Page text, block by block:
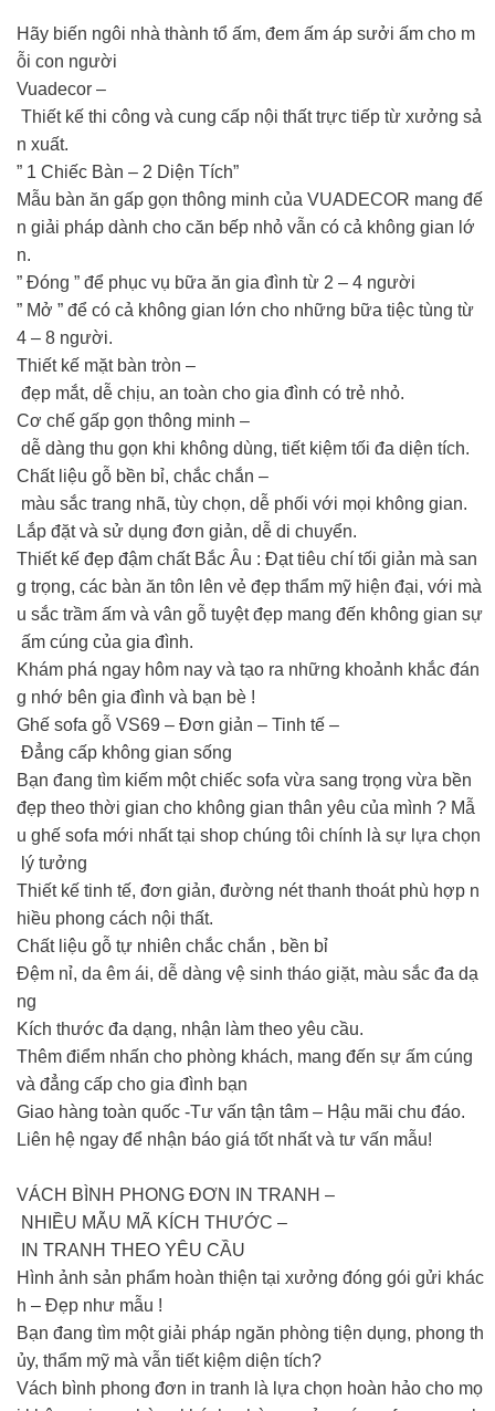
Hãy biến ngôi nhà thành tổ ấm, đem ấm áp sưởi ấm cho m
ỗi con người
Vuadecor –
Thiết kế thi công và cung cấp nội thất trực tiếp từ xưởng sả
n xuất.
️” 1 Chiếc Bàn – 2 Diện Tích”️
Mẫu bàn ăn gấp gọn thông minh của VUADECOR mang đế
n giải pháp dành cho căn bếp nhỏ vẫn có cả không gian lớ
n.
️” Đóng ” để phục vụ bữa ăn gia đình từ 2 – 4 người
️” Mở ” để có cả không gian lớn cho những bữa tiệc tùng từ
4 – 8 người.
Thiết kế mặt bàn tròn –
đẹp mắt, dễ chịu, an toàn cho gia đình có trẻ nhỏ.
Cơ chế gấp gọn thông minh –
dễ dàng thu gọn khi không dùng, tiết kiệm tối đa diện tích.
Chất liệu gỗ bền bỉ, chắc chắn –
màu sắc trang nhã, tùy chọn, dễ phối với mọi không gian.
Lắp đặt và sử dụng đơn giản, dễ di chuyển.
Thiết kế đẹp đậm chất Bắc Âu : Đạt tiêu chí tối giản mà san
g trọng, các bàn ăn tôn lên vẻ đẹp thẩm mỹ hiện đại, với mà
u sắc trầm ấm và vân gỗ tuyệt đẹp mang đến không gian sự
ấm cúng của gia đình.
Khám phá ngay hôm nay và tạo ra những khoảnh khắc đán
g nhớ bên gia đình và bạn bè !
Ghế sofa gỗ VS69 – Đơn giản – Tinh tế –
Đẳng cấp không gian sống
Bạn đang tìm kiếm một chiếc sofa vừa sang trọng vừa bền
đẹp theo thời gian cho không gian thân yêu của mình ? Mẫ
u ghế sofa mới nhất tại shop chúng tôi chính là sự lựa chọn
lý tưởng
Thiết kế tinh tế, đơn giản, đường nét thanh thoát phù hợp n
hiều phong cách nội thất.
Chất liệu gỗ tự nhiên chắc chắn , bền bỉ
Đệm nỉ, da êm ái, dễ dàng vệ sinh tháo giặt, màu sắc đa dạ
ng
️Kích thước đa dạng, nhận làm theo yêu cầu.
Thêm điểm nhấn cho phòng khách, mang đến sự ấm cúng
và đẳng cấp cho gia đình bạn
Giao hàng toàn quốc -Tư vấn tận tâm – Hậu mãi chu đáo.
Liên hệ ngay để nhận báo giá tốt nhất và tư vấn mẫu!
VÁCH BÌNH PHONG ĐƠN IN TRANH –
NHIỀU MẪU MÃ KÍCH THƯỚC –
IN TRANH THEO YÊU CẦU
Hình ảnh sản phẩm hoàn thiện tại xưởng đóng gói gửi khác
h – Đẹp như mẫu !
Bạn đang tìm một giải pháp ngăn phòng tiện dụng, phong th
ủy, thẩm mỹ mà vẫn tiết kiệm diện tích?
Vách bình phong đơn in tranh là lựa chọn hoàn hảo cho mọ